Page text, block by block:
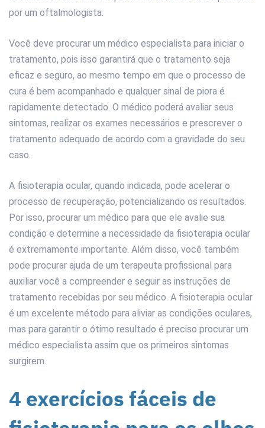
por um oftalmologista.
Você deve procurar um médico especialista para iniciar o
tratamento, pois isso garantirá que o tratamento seja
eficaz e seguro, ao mesmo tempo em que o processo de
cura é bem acompanhado e qualquer sinal de piora é
rapidamente detectado. O médico poderá avaliar seus
sintomas, realizar os exames necessários e prescrever o
tratamento adequado de acordo com a gravidade do seu
caso.
A fisioterapia ocular, quando indicada, pode acelerar o
processo de recuperação, potencializando os resultados.
Por isso, procurar um médico para que ele avalie sua
condição e determine a necessidade da fisioterapia ocular
é extremamente importante. Além disso, você também
pode procurar ajuda de um terapeuta profissional para
auxiliar você a compreender e seguir as instruções de
tratamento recebidas por seu médico. A fisioterapia ocular
é um excelente método para aliviar as condições oculares,
mas para garantir o ótimo resultado é preciso procurar um
médico especialista assim que os primeiros sintomas
surgirem.
4 exercícios fáceis de